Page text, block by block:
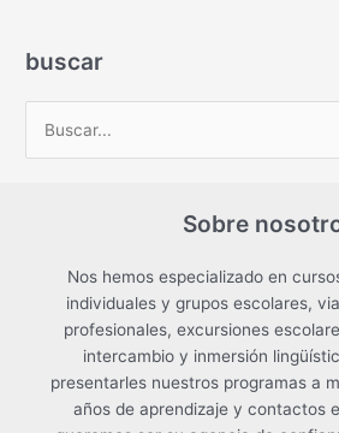
buscar
Sobre
Nos hemos especializado en
individuales y grupos escolares,
profesionales, excursiones
intercambio y inmersión
presentarles nuestros programas a
años de aprendizaje y contactos